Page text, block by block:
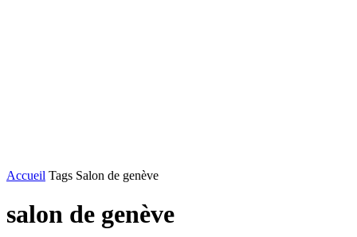
Accueil Tags Salon de genève
salon de genève